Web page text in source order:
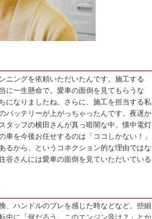
ニングを依頼いただいたんです。施工する
に一生懸命で。愛車の面倒を見てもらうな
になりましたね。さらに、施工を担当する私
バッテリーが上がっちゃったんです。夜遅か
タッフの横田さんが真っ暗闇な中、懐中電灯
を今後お任せするのは「ココしかない！」
るから、というコネクション的な理由ではな
谷さんには愛車の面倒を見ていただいている
、ハンドルのブレを感じた時などなど。些細